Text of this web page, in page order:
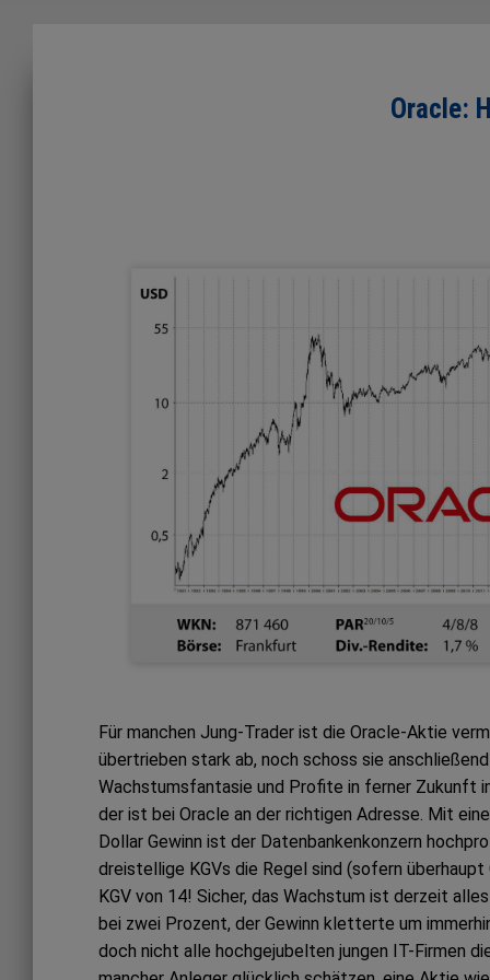
Oracle:
Für manchen Jung-Trader ist die Oracle-Aktie
übertrieben stark ab, noch schoss sie
Wachstumsfantasie und Profite in ferner Zukunft
der ist bei Oracle an der richtigen Adresse. Mit
Dollar Gewinn ist der Datenbankenkonzern
dreistellige KGVs die Regel sind (sofern
KGV von 14! Sicher, das Wachstum ist derzeit
bei zwei Prozent, der Gewinn kletterte um
doch nicht alle hochgejubelten jungen IT-Firmen